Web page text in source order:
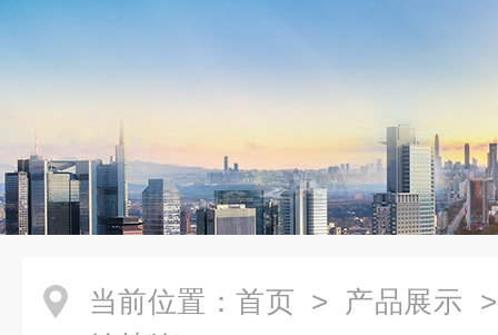
当前位置： 首页 > 产品展示